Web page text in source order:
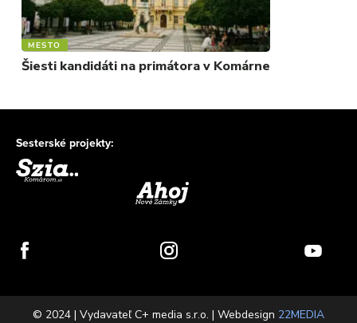
MESTO
Šiesti kandidáti na primátora v Komárne
Sesterské projekty:
© 2024 | Vydavateľ C+ media s.r.o. | Webdesign 22MEDIA